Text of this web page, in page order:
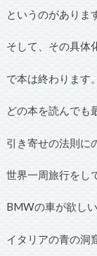
というのがありま
そして、その具体
で本は終わります。
どの本を読んでも
引き寄せの法則に
世界一周旅行をし
BMWの車が欲しい
イタリアの青の洞